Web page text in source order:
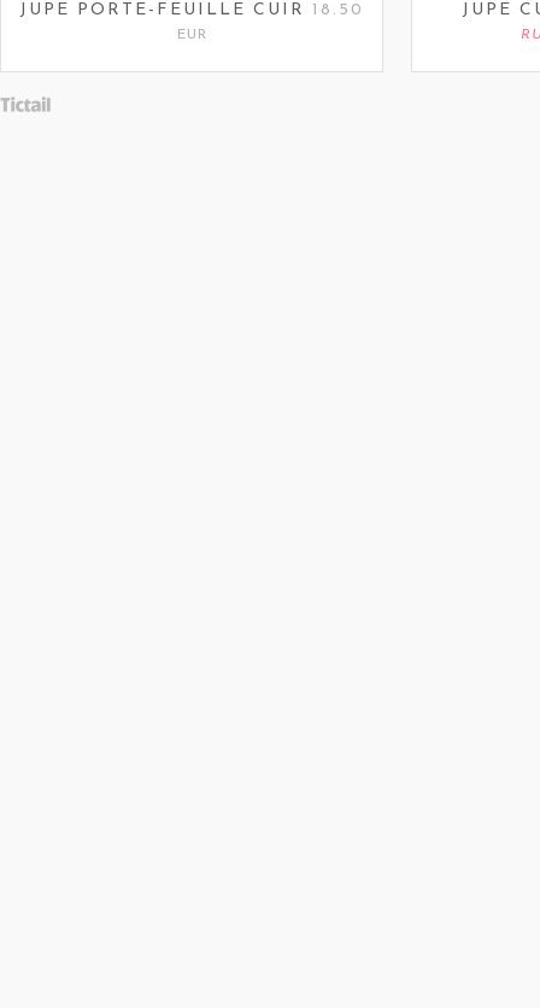
JUPE PORTE-FEUILLE CUIR 18.50
EUR
JUPE